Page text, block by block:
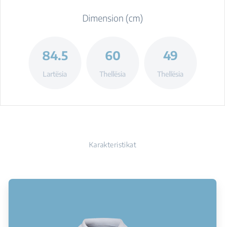
Dimension (cm)
84.5
Lartësia
60
Thellësia
49
Thellësia
Karakteristikat